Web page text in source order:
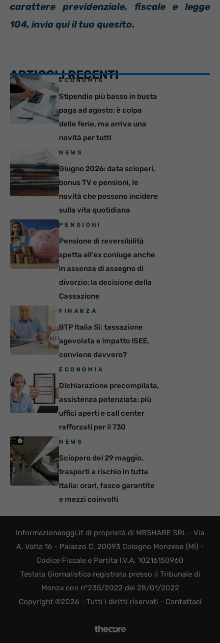
carattere previdenziale, fiscale e legge
104, invia qui il tuo quesito.
ARTICOLI RECENTI
ECONOMIA
Stipendio più basso in busta
paga ad agosto: è colpa
delle ferie, ma arriva una
novità per tutti
NEWS
Giugno 2026: data scioperi,
bonus TV e pensioni, le
novità che possono incidere
sulla vita quotidiana
PENSIONI
Pensione di reversibilità
spetta all’ex coniuge anche
in assenza di assegno di
divorzio: la decisione della
Cassazione
FINANZA
BTP Italia Sì: tassazione
agevolata e impatto ISEE,
conviene davvero?
ECONOMIA
Dichiarazione precompilata,
assistenza potenziata: più
uffici aperti e call center
rafforzati per il 730
NEWS
Sciopero del 29 maggio,
trasporti a rischio in tutta
Italia: orari, fasce garantite
e mezzi coinvolti
Informazioneoggi.it di proprietà di MRSHARE SRL - Via
A. Volta 16 - Palazzo C, 20093 Cologno Monzese (MI) -
Codice Fiscale e Partita I.V.A. 10216150960
Testata Giornalistica registrata presso il Tribunale di
Monza con n°235/2022 del 28/01/2022
Copyright ©2026 - Tutti i diritti riservati - Contattaci